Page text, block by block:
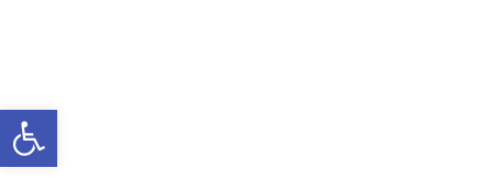
Open toolbar